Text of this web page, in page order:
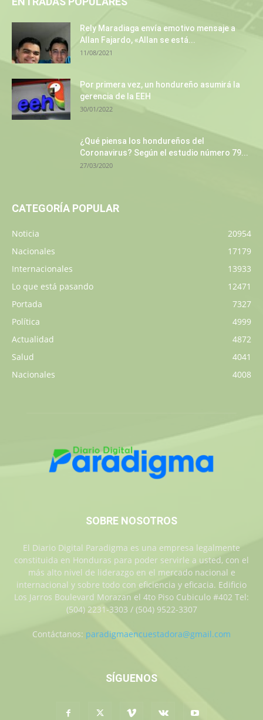
Rely Maradiaga envía emotivo mensaje a
Allan Fajardo, «Allan se está...
11/08/2021
Por primera vez, un hondureño asumirá la
gerencia de la EEH
30/01/2022
¿Qué piensa los hondureños del
Coronavirus? Según el estudio número 79...
27/03/2020
CATEGORÍA POPULAR
Noticia
20954
Nacionales
17179
Internacionales
13933
Lo que está pasando
12471
Portada
7327
Política
4999
Actualidad
4872
Salud
4041
Nacionales
4008
SOBRE NOSOTROS
El Diario Digital Paradigma es una empresa legalmente
constituida en Honduras para poder servirle a usted, con el
más alto nivel de liderazgo en el mercado nacional e
internacional y sobre todo con eficiencia y eficacia. Edificio
Los Jarros Boulevard Morazan el 4to Piso Cubiculo #402 Tel:
(504) 2231-3303 / (504) 9522-3307
Contáctanos: paradigmaencuestadora@gmail.com
SÍGUENOS